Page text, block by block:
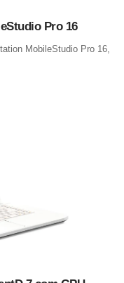
Pro 16
MobileStudio Pro 16,